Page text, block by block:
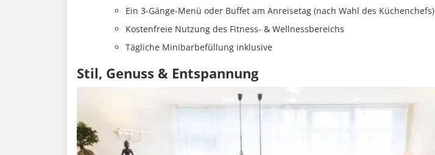
Ein 3-Gänge-Menü oder Buffet am Anreisetag (nach Wahl des Küchenchefs)
Kostenfreie Nutzung des Fitness- & Wellnessbereichs
Tägliche Minibarbefüllung inklusive
Stil, Genuss & Entspannung